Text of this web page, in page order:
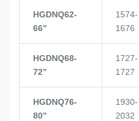
HGDNQ62-
66’’
1574-
1676
HGDNQ68-
72’’
1727-
1727
HGDNQ76-
80’’
1930-
2032